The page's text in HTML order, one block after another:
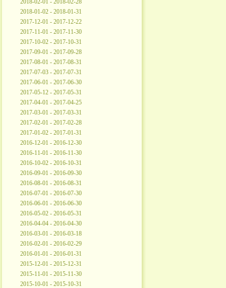
2018-02-01 - 2018-02-28
2018-01-02 - 2018-01-31
2017-12-01 - 2017-12-22
2017-11-01 - 2017-11-30
2017-10-02 - 2017-10-31
2017-09-01 - 2017-09-28
2017-08-01 - 2017-08-31
2017-07-03 - 2017-07-31
2017-06-01 - 2017-06-30
2017-05-12 - 2017-05-31
2017-04-01 - 2017-04-25
2017-03-01 - 2017-03-31
2017-02-01 - 2017-02-28
2017-01-02 - 2017-01-31
2016-12-01 - 2016-12-30
2016-11-01 - 2016-11-30
2016-10-02 - 2016-10-31
2016-09-01 - 2016-09-30
2016-08-01 - 2016-08-31
2016-07-01 - 2016-07-30
2016-06-01 - 2016-06-30
2016-05-02 - 2016-05-31
2016-04-04 - 2016-04-30
2016-03-01 - 2016-03-18
2016-02-01 - 2016-02-29
2016-01-01 - 2016-01-31
2015-12-01 - 2015-12-31
2015-11-01 - 2015-11-30
2015-10-01 - 2015-10-31